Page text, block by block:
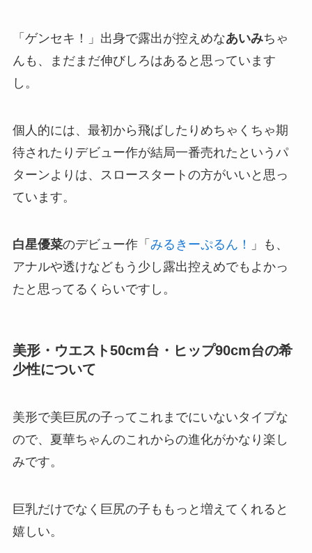
「ゲンセキ！」出身で露出が控えめなあいみちゃ
んも、まだまだ伸びしろはあると思っています
し。
個人的には、最初から飛ばしたりめちゃくちゃ期
待されたりデビュー作が結局一番売れたというパ
ターンよりは、スロースタートの方がいいと思っ
ています。
白星優菜のデビュー作「 みるきーぷるん！
」も、
アナルや透けなどもう少し露出控えめでもよかっ
たと思ってるくらいですし。
美形・ウエスト50cm台・ヒップ90cm台の希
少性について
美形で美巨尻の子ってこれまでにいないタイプな
ので、夏華ちゃんのこれからの進化がかなり楽し
みです。
巨乳だけでなく巨尻の子ももっと増えてくれると
嬉しい。